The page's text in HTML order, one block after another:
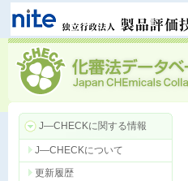
J―CHECKに関する情報
J―CHECKについて
更新履歴